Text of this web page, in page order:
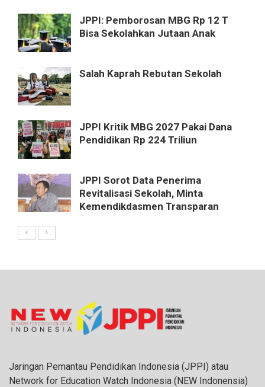
JPPI: Pemborosan MBG Rp 12 T
Bisa Sekolahkan Jutaan Anak
Salah Kaprah Rebutan Sekolah
JPPI Kritik MBG 2027 Pakai Dana
Pendidikan Rp 224 Triliun
JPPI Sorot Data Penerima
Revitalisasi Sekolah, Minta
Kemendikdasmen Transparan
Jaringan Pemantau Pendidikan Indonesia (JPPI) atau
Network for Education Watch Indonesia (NEW Indonensia)